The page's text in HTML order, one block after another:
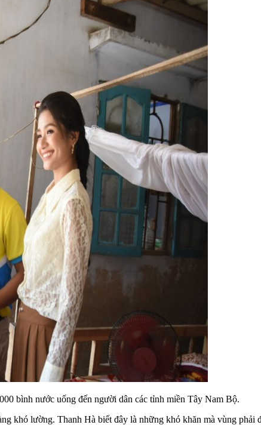
bình nước uống đến người dân các tỉnh miền Tây Nam Bộ.
khó lường. Thanh Hà biết đây là những khó khăn mà vùng